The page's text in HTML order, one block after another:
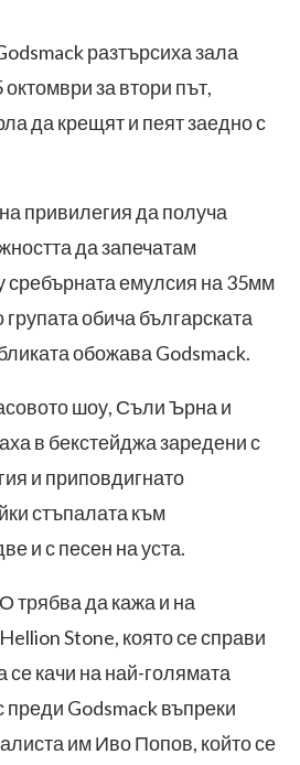
разтърсиха зала
за втори път,
да крещят и пеят заедно с
привилегия да получа
да запечатам
сребърната емулсия на 35мм
обича българската
обожава Godsmack.
шоу, Съли Ърна и
в бекстейджа заредени с
и приповдигнато
стъпалата към
и с песен на уста.
трябва да кажа и на
Stone, която се справи
се качи на най-голямата
преди Godsmack въпреки
им Иво Попов, който се